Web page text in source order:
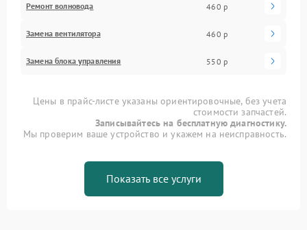
Ремонт волновода 460 р
Замена вентилятора 460 р
Замена блока управления 550 р
Цены в прайс-листе указаны ориентировочные, без учета
стоимости запчастей.
Записывайтесь на бесплатную диагностику.
Мы проверим ваше устройство и укажем на неисправность.
Показать все услуги